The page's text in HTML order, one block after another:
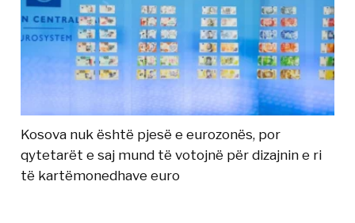
Kosova nuk është pjesë e eurozonës, por
qytetarët e saj mund të votojnë për dizajnin e ri
të kartëmonedhave euro